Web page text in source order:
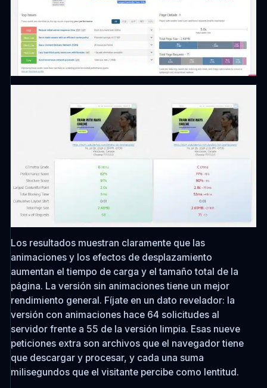
Los resultados muestran claramente que las
animaciones y los efectos de desplazamiento
aumentan el tiempo de carga y el tamaño total de la
página. La versión sin animaciones tiene un mejor
rendimiento general. Fíjate en un dato revelador: la
versión con animaciones hace 64 solicitudes al
servidor frente a 55 de la versión limpia. Esas nueve
peticiones extra son archivos que el navegador tiene
que descargar y procesar, y cada una suma
milisegundos que el visitante percibe como lentitud.